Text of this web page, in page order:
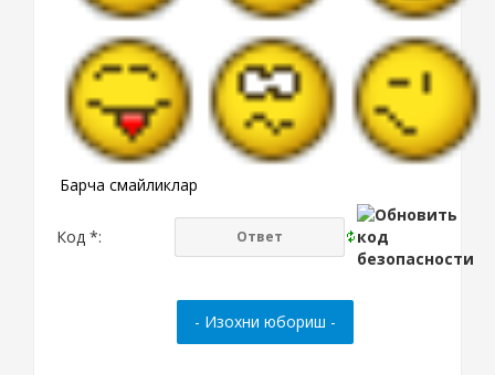
Барча смайликлар
Код *: